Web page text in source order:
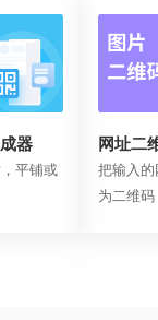
器
平铺或
网址二
把输入
为二维码